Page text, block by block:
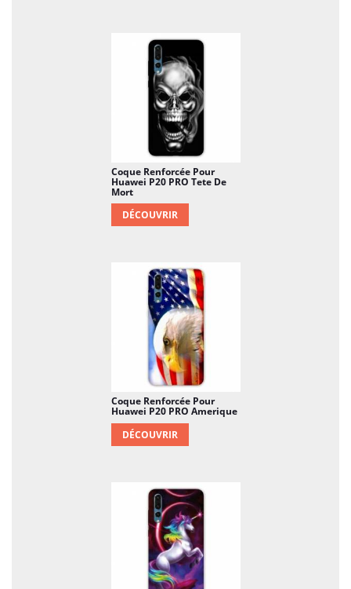
Coque Renforcée Pour
Huawei P20 PRO Tete De
Mort
DÉCOUVRIR
Coque Renforcée Pour
Huawei P20 PRO Amerique
DÉCOUVRIR